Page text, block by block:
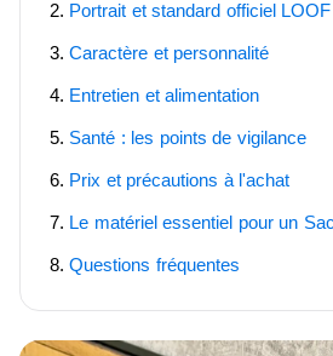
Portrait et standard officiel LOOF
Caractère et personnalité
Entretien et alimentation
Santé : les points de vigilance
Prix et précautions à l'achat
Le matériel essentiel pour un
Questions fréquentes